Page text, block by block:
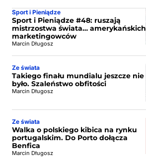
Sport i Pieniądze
Sport i Pieniądze #48: ruszają
mistrzostwa świata… amerykańskich
marketingowców
Marcin Długosz
Ze świata
Takiego finału mundialu jeszcze nie
było. Szaleństwo obfitości
Marcin Długosz
Ze świata
Walka o polskiego kibica na rynku
portugalskim. Do Porto dołącza
Benfica
Marcin Długosz